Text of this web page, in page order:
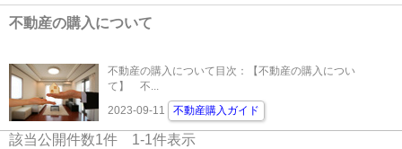
不動産の購入について
不動産の購入について目次：【不動産の購入につい
て】 不...
2023-09-11
不動産購入ガイド
該当公開件数1件 1-1件表示